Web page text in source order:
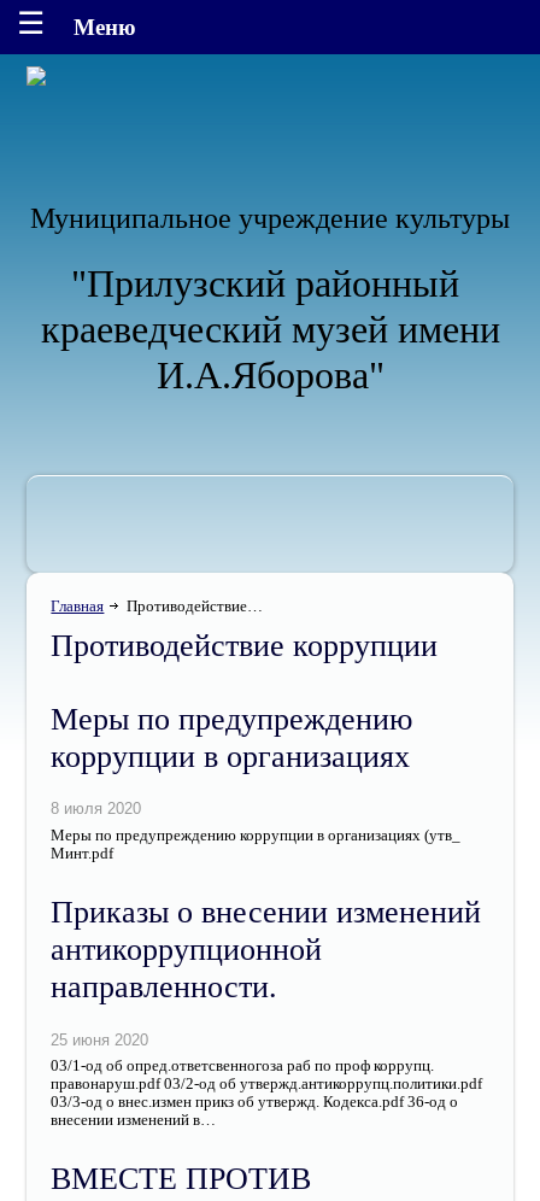
Муниципальное учреждение культуры
"Прилузский районный
краеведческий музей имени
И.А.Яборова"
Главная Противодействие…
Противодействие коррупции
Меры по предупреждению
коррупции в организациях
Меры по предупреждению коррупции в организациях (утв_
Минт.pdf
Приказы о внесении изменений
антикоррупционной
направленности.
03/1-од об опред.ответсвенногоза раб по проф коррупц.
правонаруш.pdf 03/2-од об утвержд.антикоррупц.политики.pdf
03/3-од о внес.измен прикз об утвержд. Кодекса.pdf 36-од о
внесении изменений в…
ВМЕСТЕ ПРОТИВ